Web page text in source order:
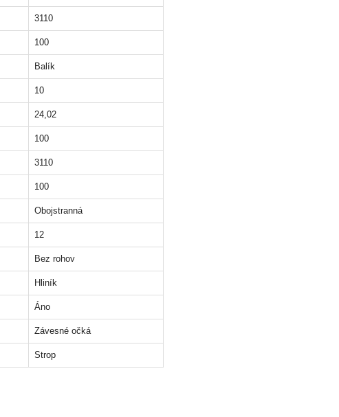
3110
100
Balík
10
24,02
100
3110
100
Obojstranná
12
Bez rohov
Hliník
Áno
Závesné očká
Strop